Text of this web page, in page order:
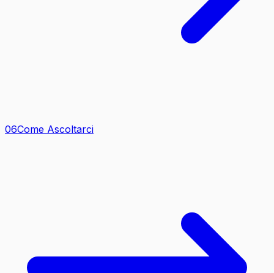
06Come Ascoltarci